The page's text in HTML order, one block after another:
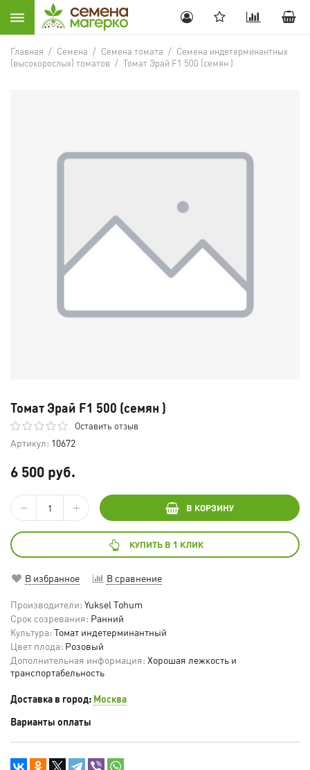
Главная / Семена / Семена томата / Семена индетерминантных
(высокорослых) томатов / Томат Эрай F1 500 (семян )
Томат Эрай F1 500 (семян )
Оставить отзыв
Артикул: 10672
6 500 руб.
В КОРЗИНУ
КУПИТЬ В 1 КЛИК
В избранное В сравнение
Производители: Yuksel Tohum
Срок созревания: Ранний
Культура: Томат индетерминантный
Цвет плода: Розовый
Дополнительная информация: Хорошая лежкость и
транспортабельность
Доставка в город: Москва
Варианты оплаты